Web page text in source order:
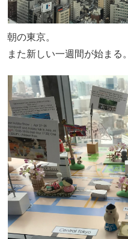
朝の東京。
また新しい一週間が始まる。